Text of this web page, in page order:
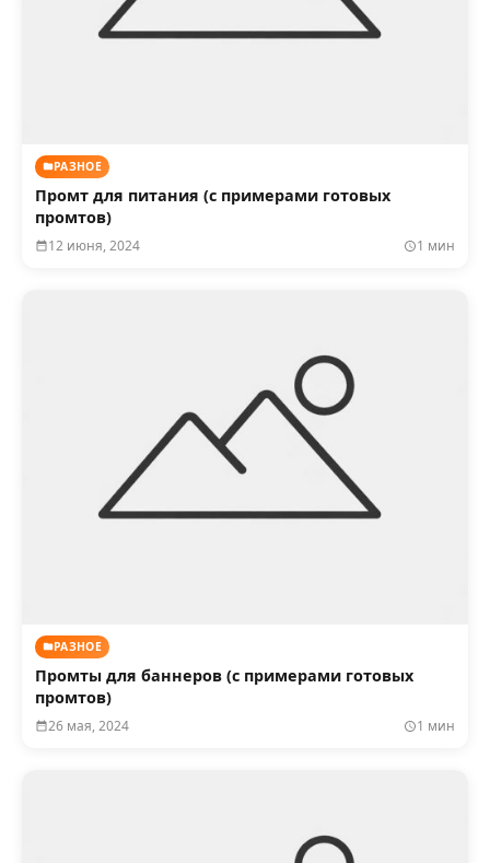
РАЗНОЕ
Промт для питания (с примерами готовых
промтов)
12 июня, 2024 1 мин
РАЗНОЕ
Промты для баннеров (с примерами готовых
промтов)
26 мая, 2024 1 мин